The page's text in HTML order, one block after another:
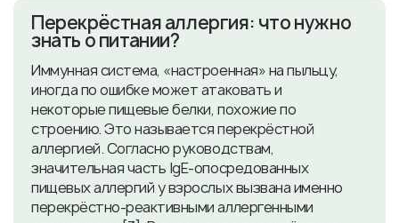
Перекрёстная аллергия: что нужно
знать о питании?
Иммунная система, «настроенная» на пыльцу,
иногда по ошибке может атаковать и
некоторые пищевые белки, похожие по
строению. Это называется перекрёстной
аллергией. Согласно руководствам,
значительная часть IgE-опосредованных
пищевых аллергий у взрослых вызвана именно
перекрёстно-реактивными аллергенными